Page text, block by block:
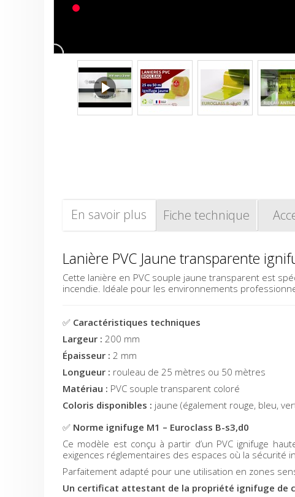
En savoir plus Fiche technique
Lanière PVC Jaune transparente
Cette lanière en PVC souple jaune transparent est
incendie. Idéale pour les environnements
✅ Caractéristiques techniques
Largeur : 200 mm
Épaisseur : 2 mm
Longueur : rouleau de 25 mètres ou 50 mètres
Matériau : PVC souple transparent coloré
Coloris disponibles : jaune (également rouge, bleu,
✅ Norme ignifuge M1 – Euroclass B-s3,d0
Ce modèle est conçu à partir d’un PVC ignifuge
exigences réglementaires des espaces où la sécurité
Parfaitement adapté pour une utilisation en zones
Un certificat attestant de la propriété ignifuge de